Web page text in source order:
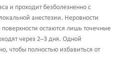
и проходит безболезненно с
анестезии. Неровности
остаются лишь точечные
через 2–3 дня. Одной
чтобы полностью избавиться от